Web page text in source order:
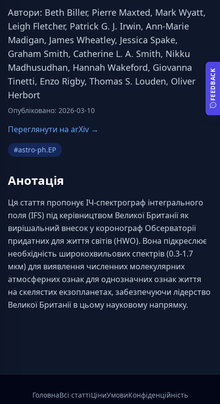
Автори: Beth Biller, Pierre Maxted, Mark Wyatt,
Leigh Fletcher, Patrick G. J. Irwin, Ann-Marie
Madigan, James Wheatley, Jessica Spake,
Graham Smith, Catherine L. A. Smith, Nikku
Madhusudhan, Hannah Wakeford, Giovanna
Tinetti, Enzo Rigby, Thomas S. Louden, Oliver
Herbort
Опубліковано: 2026-03-10
Переглянути на arXiv →
#astro-ph.EP
Анотація
Ця стаття пропонує ІЧ-спектрограф інтегрального
поля (IFS) під керівництвом Великої Британії як
вирішальний внесок у коронограф Обсерваторії
придатних для життя світів (HWO). Вона підкреслює
необхідність широкохвильових спектрів (0.3-1.7
мкм) для виявлення численних молекулярних
атмосферних ознак для однозначних ознак життя
на скелястих екзопланетах, забезпечуючи лідерство
Великої Британії в цьому науковому напрямку.
ГоловнаВсі статтіЦіниУмовиКонфіденційність
FEEDBACK